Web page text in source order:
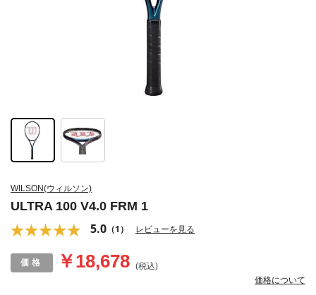
WILSON(ウィルソン)
ULTRA 100 V4.0 FRM 1
5.0 （1） レビューを見る
￥18,678 (税込)
価格について